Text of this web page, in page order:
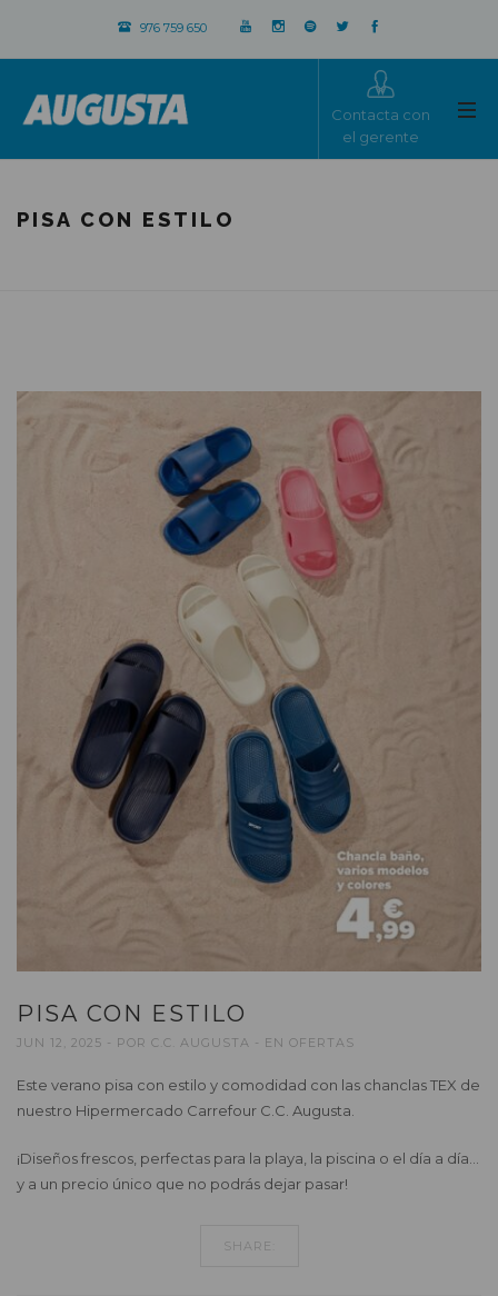
976 759 650
Contacta con
el gerente
PISA CON ESTILO
PISA CON ESTILO
JUN 12, 2025 POR C.C. AUGUSTA EN OFERTAS
Este verano pisa con estilo y comodidad con las chanclas TEX de
nuestro Hipermercado Carrefour C.C. Augusta.
¡Diseños frescos, perfectas para la playa, la piscina o el día a día…
y a un precio único que no podrás dejar pasar!
SHARE: